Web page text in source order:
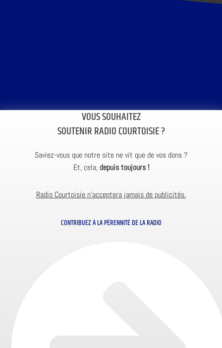
VOUS SOUHAITEZ
SOUTENIR RADIO COURTOISIE ?
Saviez-vous que notre site ne vit que de vos dons ?
Et, cela, depuis toujours !
Radio Courtoisie n’acceptera jamais de publicités.
CONTRIBUEZ À LA PÉRENNITÉ DE LA RADIO